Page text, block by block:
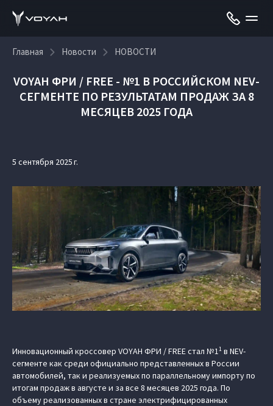
Главная Новости НОВОСТИ
VOYAH ФРИ / FREE - №1 В РОССИЙСКОМ NEV-
СЕГМЕНТЕ ПО РЕЗУЛЬТАТАМ ПРОДАЖ ЗА 8
МЕСЯЦЕВ 2025 ГОДА
5 сентября 2025 г.
Инновационный кроссовер VOYAH ФРИ / FREE стал №11 в NEV-
сегменте как среди официально представленных в России
автомобилей, так и реализуемых по параллельному импорту по
итогам продаж в августе и за все 8 месяцев 2025 года. По
объему реализованных в стране электрифицированных